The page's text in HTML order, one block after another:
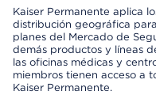
Kaiser Permanente aplica
distribución geográfica
planes del Mercado de
demás productos y líneas
las oficinas médicas y
miembros tienen acceso a
Kaiser Permanente.